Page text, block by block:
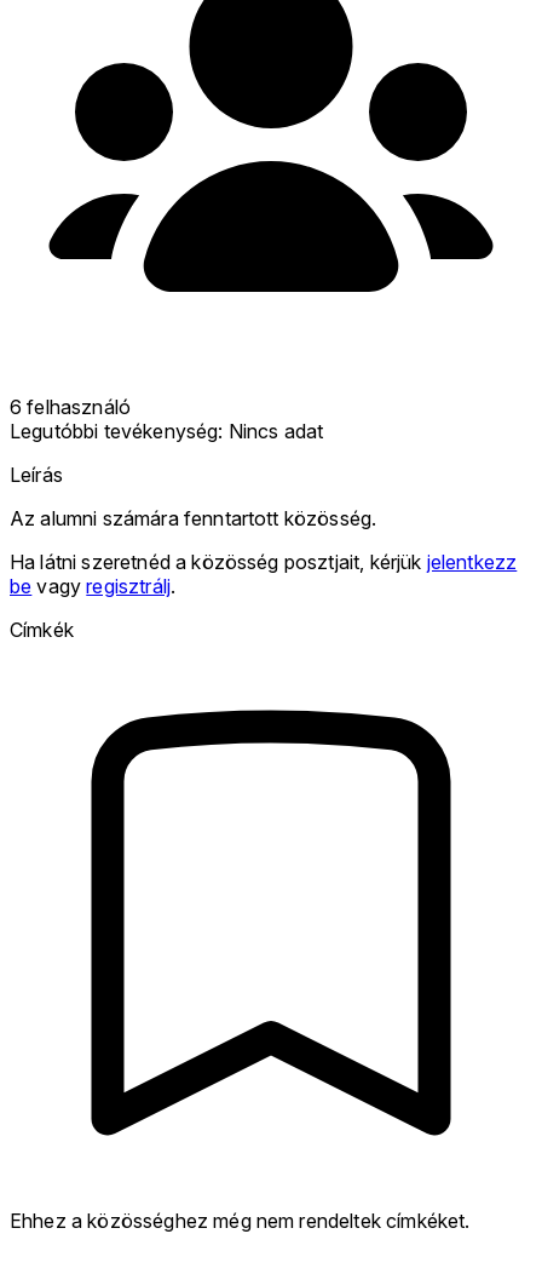
6 felhasználó
Legutóbbi tevékenység: Nincs adat
Leírás
Az alumni számára fenntartott közösség.
Ha látni szeretnéd a közösség posztjait, kérjük jelentkezz
be vagyregisztrálj.
Címkék
Ehhez a közösséghez még nem rendeltek címkéket.